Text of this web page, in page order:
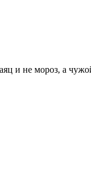
и не мороз, а